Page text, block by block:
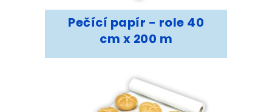
Pečící papír - role 40
cm x 200 m